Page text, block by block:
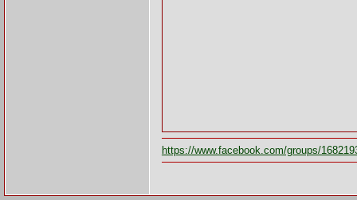
https://www.facebook.com/groups/